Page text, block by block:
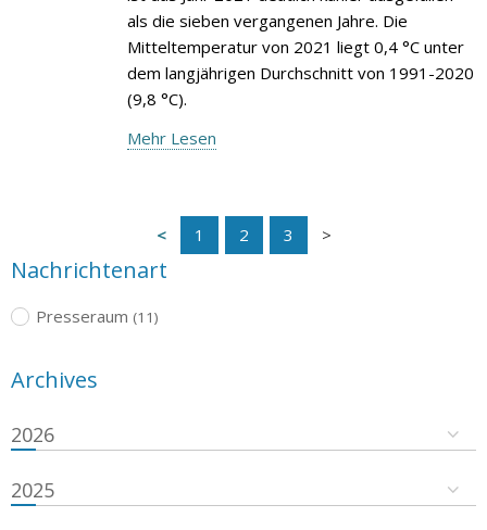
als die sieben vergangenen Jahre. Die
Mitteltemperatur von 2021 liegt 0,4 °C unter
dem langjährigen Durchschnitt von 1991-2020
(9,8 °C).
Mehr Lesen
1 2 3
Nachrichtenart
Presseraum (11)
Archives
2026
2025